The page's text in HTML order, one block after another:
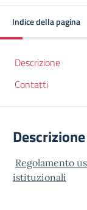
Indice della pagina
Descrizione
Contatti
Descrizione
Regolamento
istituzionali